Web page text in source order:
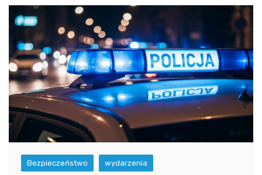
Bezpieczeństwo wydarzenia